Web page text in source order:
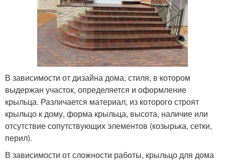
В зависимости от дизайна дома, стиля, в котором
выдержан участок, определяется и оформление
крыльца. Различается материал, из которого строят
крыльцо к дому, форма крыльца, высота, наличие или
отсутствие сопутствующих элементов (козырька, сетки,
перил).
В зависимости от сложности работы, крыльцо для дома